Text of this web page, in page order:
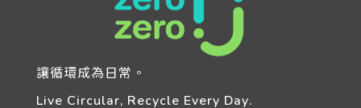
讓循環成為日常。
Live Circular, Recycle Every Day.